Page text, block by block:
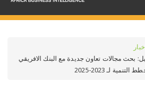
بحث مجالات تعاون جديدة مع البنك الافريقي
لـ 2023-2025